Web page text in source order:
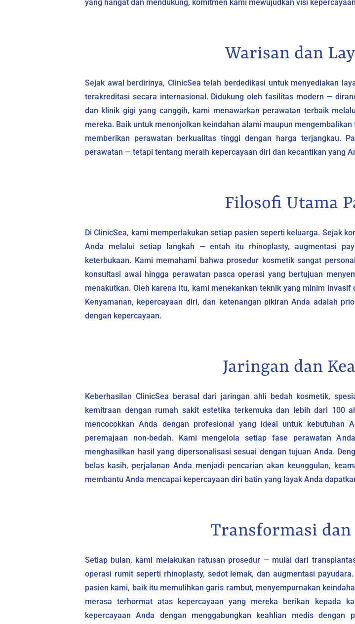
yang hangat dan mendukung, komitmen kami mewujudkan visi
Warisan dan
Sejak awal berdirinya, ClinicSea telah berdedikasi untuk menyediakan
terakreditasi secara internasional. Didukung oleh fasilitas modern —
dan klinik gigi yang canggih, kami menawarkan perawatan terbaik
mereka. Baik untuk menonjolkan keindahan alami maupun
memberikan perawatan berkualitas tinggi dengan harga terjangkau.
perawatan — tetapi tentang meraih kepercayaan diri dan kecantikan yang
Filosofi Utama
Di ClinicSea, kami memperlakukan setiap pasien seperti keluarga. Sejak
Anda melalui setiap langkah — entah itu rhinoplasty, augmentasi
keterbukaan. Kami memahami bahwa prosedur kosmetik sangat
konsultasi awal hingga perawatan pasca operasi yang bertujuan
menakutkan. Oleh karena itu, kami menekankan teknik yang minim
Kenyamanan, kepercayaan diri, dan ketenangan pikiran Anda adalah
dengan kepercayaan.
Jaringan dan
Keberhasilan ClinicSea berasal dari jaringan ahli bedah kosmetik,
kemitraan dengan rumah sakit estetika terkemuka dan lebih dari
mencocokkan Anda dengan profesional yang ideal untuk kebutuhan
peremajaan non-bedah. Kami mengelola setiap fase perawatan
menghasilkan hasil yang dipersonalisasi sesuai dengan tujuan Anda.
belas kasih, perjalanan Anda menjadi pencarian akan keunggulan,
membantu Anda mencapai kepercayaan diri batin yang layak Anda
Transformasi dan
Setiap bulan, kami melakukan ratusan prosedur — mulai dari
operasi rumit seperti rhinoplasty, sedot lemak, dan augmentasi
pasien kami, baik itu memulihkan garis rambut, menyempurnakan
merasa terhormat atas kepercayaan yang mereka berikan kepada
kepercayaan Anda dengan menggabungkan keahlian medis